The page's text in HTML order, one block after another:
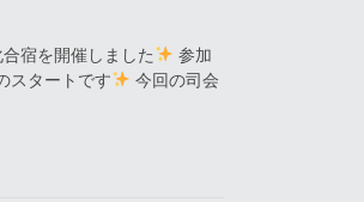
宿を開催しました
参加
スタートです
今回の司会